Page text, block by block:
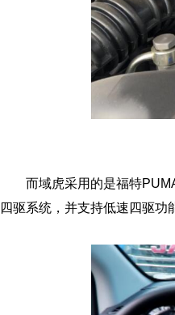
而域虎采用的是福特
四驱系统，并支持低速四驱功